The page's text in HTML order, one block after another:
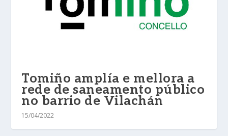
Tomiño amplía e mellora a
rede de saneamento público
no barrio de Vilachán
15/04/2022